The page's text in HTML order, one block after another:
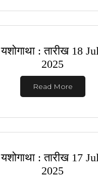
यशोगाथा : तारीख 18
2025
Read More
यशोगाथा : तारीख 17
2025